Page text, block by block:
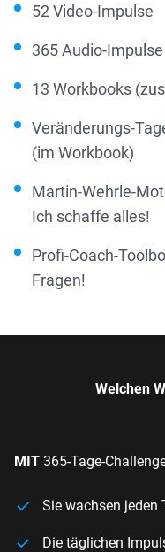
52 Video-Impulse
365 Audio-Impulse
13 Workbooks
Veränderungs-
(im Workbook)
Martin-Wehrle-
Ich schaffe alles!
Profi-Coach-
Fragen!
Welchen
MIT 365-Tage-
Sie wachsen jeden
Die täglichen